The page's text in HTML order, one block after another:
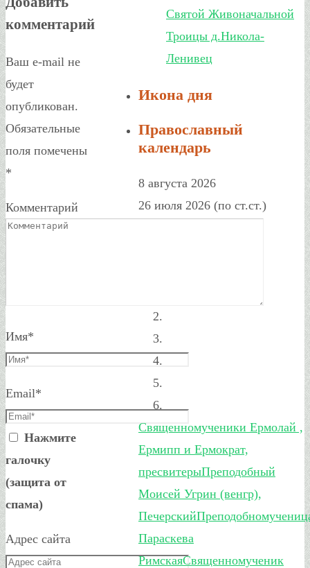
комментарий
Ваш e-mail не
будет
опубликован.
Обязательные
поля помечены
*
Комментарий
Имя*
Email*
Нажмите
галочку
(защита от
спама)
Адрес сайта
Святой Живоначальной
Троицы д.Никола-
Ленивец
Икона дня
Православный
календарь
8 августа 2026
26 июля 2026 (по ст.ст.)
Священномученики Ермолай ,
Ермипп и Ермократ,
пресвитерыПреподобный
Моисей Угрин (венгр),
Печерский
Параскева
РимскаяСвященномученик